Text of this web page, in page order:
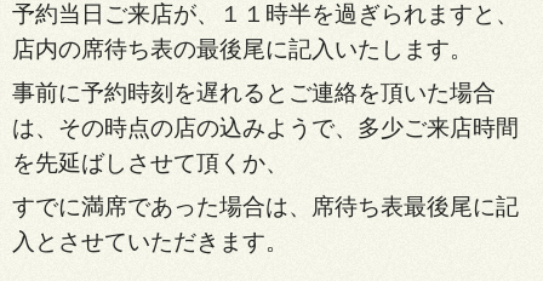
予約当日ご来店が、１１時半を過ぎられますと、
店内の席待ち表の最後尾に記入いたします。
事前に予約時刻を遅れるとご連絡を頂いた場合
は、その時点の店の込みようで、多少ご来店時間
を先延ばしさせて頂くか、
すでに満席であった場合は、席待ち表最後尾に記
入とさせていただきます。